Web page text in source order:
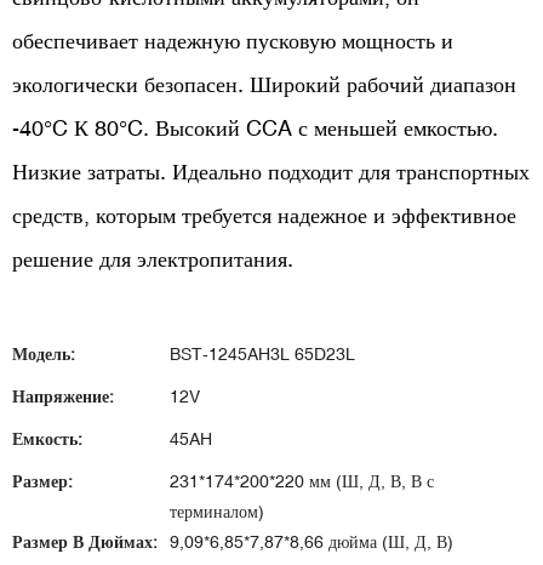
обеспечивает надежную пусковую мощность и
экологически безопасен. Широкий рабочий диапазон
-40°C К 80°C. Высокий CCA с меньшей емкостью.
Низкие затраты. Идеально подходит для транспортных
средств, которым требуется надежное и эффективное
решение для электропитания.
Модель: BST-1245AH3L 65D23L
Напряжение: 12V
Емкость: 45AH
Размер:
231*174*200*220 мм (Ш, Д, В, В с
терминалом)
Размер В Дюймах:
9,09*6,85*7,87*8,66 дюйма (Ш, Д, В)